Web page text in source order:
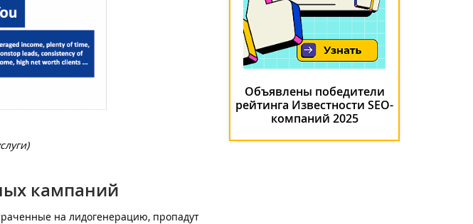
кампаний
на лидогенерацию, пропадут
Объявлены победители
рейтинга Известности SEO-
компаний 2025